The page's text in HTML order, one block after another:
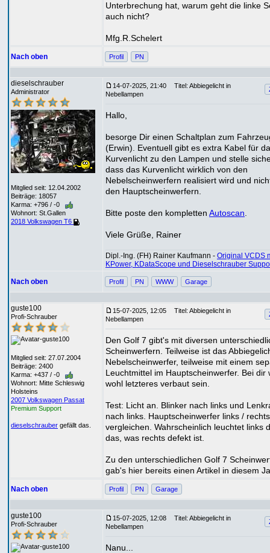
Unterbrechung hat, warum geht die linke
auch nicht?
Mfg.R.Schelert
Nach oben Profil PN
dieselschrauber
Administrator
Mitglied seit: 12.04.2002
Beiträge: 18057
Karma: +796 / -0
Wohnort: St.Gallen
2018 Volkswagen T6
14-07-2025, 21:40
Titel: Abbiegelicht in
Nebellampen
Hallo,
besorge Dir einen Schaltplan zum
(Erwin). Eventuell gibt es extra Kabel für
Kurvenlicht zu den Lampen und stelle
dass das Kurvenlicht wirklich von den
Nebelscheinwerfern realisiert wird und
den Hauptscheinwerfern.
Bitte poste den kompletten Autoscan
Viele Grüße, Rainer
Dipl.-Ing. (FH) Rainer Kaufmann - Original VCDS
KPower, KDataScope und Dieselschrauber
Nach oben Profil PN WWW Garage
guste100
Profi-Schrauber
Mitglied seit: 27.07.2004
Beiträge: 2400
Karma: +437 / -0
Wohnort: Mitte Schleswig
Holsteins
2007 Volkswagen Passat
Premium Support
dieselschrauber gefällt das.
15-07-2025, 12:05
Titel: Abbiegelicht in
Nebellampen
Den Golf 7 gibt's mit diversen
Scheinwerfern. Teilweise ist das
Nebelscheinwerfer, teilweise mit einem
Leuchtmittel im Hauptscheinwerfer. Bei dir
wohl letzteres verbaut sein.
Test: Licht an. Blinker nach links und
nach links. Hauptscheinwerfer links / rechts
vergleichen. Wahrscheinlich leuchtet links
das, was rechts defekt ist.
Zu den unterschiedlichen Golf 7
gab's hier bereits einen Artikel in diesem
Nach oben Profil PN Garage
guste100
Profi-Schrauber
15-07-2025, 12:08
Titel: Abbiegelicht in
Nebellampen
Nanu...